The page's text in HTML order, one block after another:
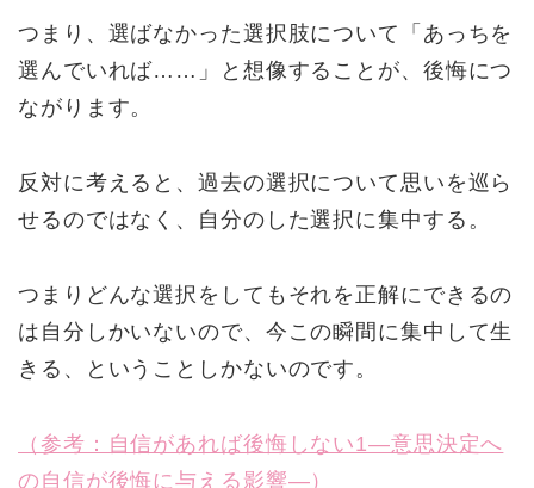
つまり、選ばなかった選択肢について「あっちを
選んでいれば……」と想像することが、後悔につ
ながります。
反対に考えると、過去の選択について思いを巡ら
せるのではなく、自分のした選択に集中する。
つまりどんな選択をしてもそれを正解にできるの
は自分しかいないので、今この瞬間に集中して生
きる、ということしかないのです。
（参考：自信があれば後悔しない1―意思決定へ
の自信が後悔に与える影響―）